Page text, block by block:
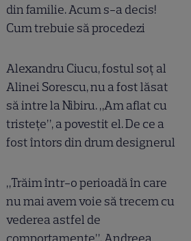
din familie. Acum s-a decis!
Cum trebuie să procedezi
Alexandru Ciucu, fostul soț al
Alinei Sorescu, nu a fost lăsat
să intre la Nibiru. „Am aflat cu
tristețe”, a povestit el. De ce a
fost întors din drum designerul
„Trăim într-o perioadă în care
nu mai avem voie să trecem cu
vederea astfel de